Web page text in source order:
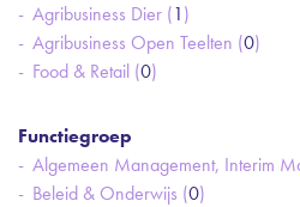
Agribusiness Dier (1)
Agribusiness Open Teelten (0)
Food & Retail (0)
Functiegroep
Algemeen Management, Interim
Beleid & Onderwijs (0)